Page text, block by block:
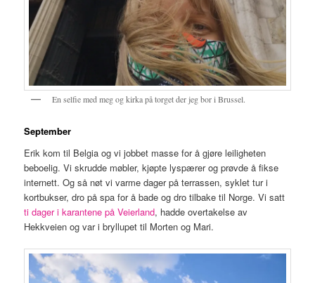
En selfie med meg og kirka på torget der jeg bor i Brussel.
September
Erik kom til Belgia og vi jobbet masse for å gjøre leiligheten
beboelig. Vi skrudde møbler, kjøpte lyspærer og prøvde å fikse
internett. Og så nøt vi varme dager på terrassen, syklet tur i
kortbukser, dro på spa for å bade og dro tilbake til Norge. Vi satt
ti dager i karantene på Veierland, hadde overtakelse av
Hekkveien og var i bryllupet til Morten og Mari.